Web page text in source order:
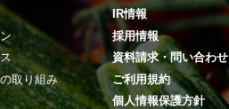
取り組み
IR情報
採用情報
資料請求・問い合わせ
ご利用規約
個人情報保護方針